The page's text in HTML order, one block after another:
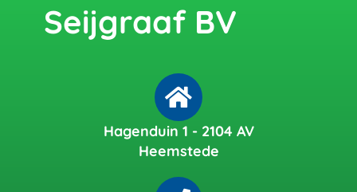
Seijgraaf BV
Hagenduin 1 - 2104 AV
Heemstede